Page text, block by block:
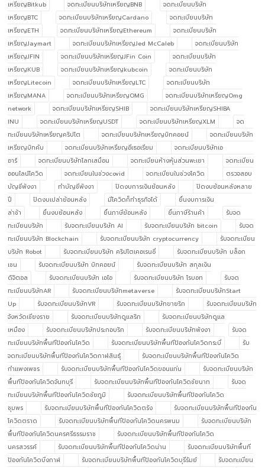
เหรียญBitkub จดทะเบียนบริษัทเหรียญBNB
จดทะเบียนบริษัท
เหรียญBTC
จดทะเบียนบริษัทเหรียญCardano
จดทะเบียนบริษัท
เหรียญETH
จดทะเบียนบริษัทเหรียญEthereum
จดทะเบียนบริษัท
เหรียญJaymart
จดทะเบียนบริษัทเหรียญJed McCaleb
จดทะเบียนบริษัท
เหรียญJFIN
จดทะเบียนบริษัทเหรียญJFin Coin
จดทะเบียนบริษัท
เหรียญKUB
จดทะเบียนบริษัทเหรียญkubcoin
จดทะเบียนบริษัท
เหรียญLitecoin
จดทะเบียนบริษัทเหรียญLTC
จดทะเบียนบริษัท
เหรียญMANA
จดทะเบียนบริษัทเหรียญOMG
จดทะเบียนบริษัทเหรียญOmg
network
จดทะเบียนบริษัทเหรียญSHIB
จดทะเบียนบริษัทเหรียญSHIBA
INU
จดทะเบียนบริษัทเหรียญUSDT จดทะเบียนบริษัทเหรียญXLM
จด
ทะเบียนบริษัทเหรียญคริปโต
จดทะเบียนบริษัทเหรียญบิทคอยน์
จดทะเบียนบริษัท
เหรียญบิทคับ
จดทะเบียนบริษัทเหรียญอีเธอเรียม
จดทะเบียนบริษัทเอ
อาร์
จดทะเบียนบริษัทโลกเสมือน จดทะเบียนห้างหุ้นส่วนพะเยา
จดทะเบียน
ออนไลน์โควิด
จดทะเบียนในช่วงcovid จดทะเบียนในช่วงโควิด
ตรวจสอบ
บัญชีพังงา
ทำบัญชีพังงา ปิดงบการเงินย้อนหลัง
ปิดงบย้อนหลังหลาย
ปี
ปิดงบเปล่าย้อนหลัง มีโควิดก็ทำธุรกิจได้
ยื่นงบการเงิน
ล่าช้า
ยื่นงบย้อนหลัง ยื่นภาษีย้อนหลัง ยื่นภาษีร้านค้า
รับจด
ทะเบียนบริษัท
รับจดทะเบียนบริษัท AI รับจดทะเบียนบริษัท bitcoin
รับจด
ทะเบียนบริษัท Blockchain
รับจดทะเบียนบริษัท cryptocurrency
รับจดทะเบียน
บริษัท Robot
รับจดทะเบียนบริษัท คริปโตเคอเรนซี่
รับจดทะเบียนบริษัท บล็อก
เชน
รับจดทะเบียนบริษัท บิทคอยน์
รับจดทะเบียนบริษัท สกุลเงิน
ดิจิตอล
รับจดทะเบียนบริษัท เอไอ รับจดทะเบียนบริษัท โรบอท
รับจด
ทะเบียนบริษัทAR
รับจดทะเบียนบริษัทmetaverse
รับจดทะเบียนบริษัทStart
Up
รับจดทะเบียนบริษัทVR รับจดทะเบียนบริษัทขายริก
รับจดทะเบียนบริษัท
จังหวัดเชียงราย
รับจดทะเบียนบริษัทดูแลริก
รับจดทะเบียนบริษัทดูแล
เหมือง
รับจดทะเบียนบริษัทประกอบริก รับจดทะเบียนบริษัทพังงา
รับจด
ทะเบียนบริษัทพื้นทีป้องกันโควิด
รับจดทะเบียนบริษัทพื้นทีป้องกันโควิดกระบี่
รับ
จดทะเบียนบริษัทพื้นทีป้องกันโควิดกาฬสินธุ์
รับจดทะเบียนบริษัทพื้นทีป้องกันโควิด
กำแพงเพชร
รับจดทะเบียนบริษัทพื้นทีป้องกันโควิดขอนแก่น
รับจดทะเบียนบริษัท
พื้นทีป้องกันโควิดจันทบุรี
รับจดทะเบียนบริษัทพื้นทีป้องกันโควิดชัยนาท
รับจด
ทะเบียนบริษัทพื้นทีป้องกันโควิดชัยภูมิ
รับจดทะเบียนบริษัทพื้นทีป้องกันโควิด
ชุมพร
รับจดทะเบียนบริษัทพื้นทีป้องกันโควิดตรัง
รับจดทะเบียนบริษัทพื้นทีป้องกัน
โควิดตราด
รับจดทะเบียนบริษัทพื้นทีป้องกันโควิดนครพนม
รับจดทะเบียนบริษัท
พื้นทีป้องกันโควิดนครศรีธรรมราช
รับจดทะเบียนบริษัทพื้นทีป้องกันโควิด
นครสวรรค์
รับจดทะเบียนบริษัทพื้นทีป้องกันโควิดน่าน
รับจดทะเบียนบริษัทพื้นที
ป้องกันโควิดบึงกาฬ
รับจดทะเบียนบริษัทพื้นทีป้องกันโควิดบุรีรัมย์
รับจดทะเบียน